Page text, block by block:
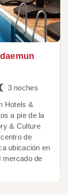
3 noches
Hotels &
a pie de la
& Culture
de
ubicación en
mercado de